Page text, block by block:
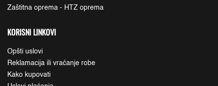
Zaštitna oprema - HTZ oprema
KORISNI LINKOVI
Opšti uslovi
Reklamacija ili vraćanje robe
Kako kupovati